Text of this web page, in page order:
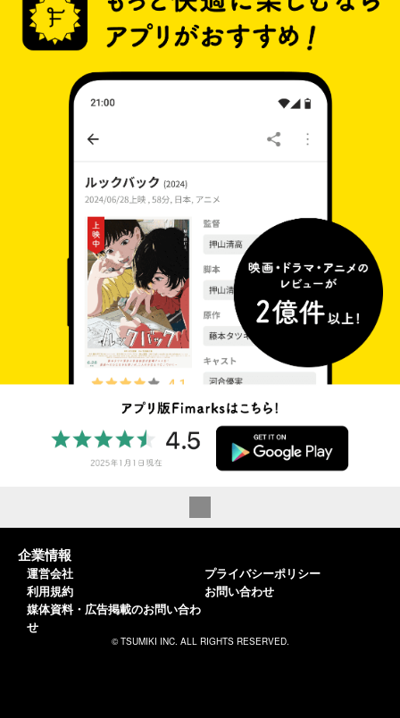
企業情報
運営会社
利用規約
媒体資料・広告掲載のお問い合わ
せ
プライバシーポリシー
お問い合わせ
© TSUMIKI INC. ALL RIGHTS RESERVED.